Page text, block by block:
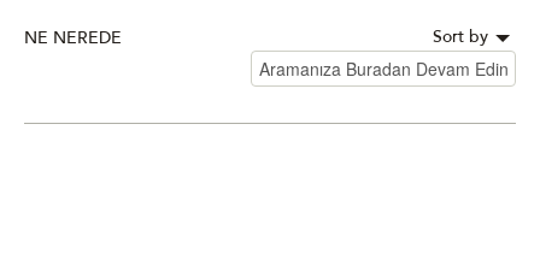
NE NEREDE Sort by